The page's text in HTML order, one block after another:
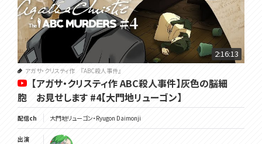
2:16:13
アガサ・クリスティ作 『ABC殺人事件』
【アガサ・クリスティ作 ABC殺人事件】灰色の脳細
胞 お見せします #4【大門地リューゴン】
配信ch 大門地リューゴン・Ryugon Daimonji
出演